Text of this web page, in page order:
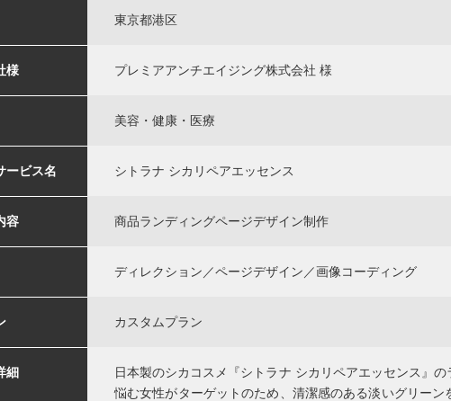
東京都港区
様 プレミアアンチエイジング株式会社 様
美容・健康・医療
ービス名 シトラナ シカリペアエッセンス
容 商品ランディングページデザイン制作
ディレクション／ページデザイン／画像コーディング
カスタムプラン
細
日本製のシカコスメ『シトラナ シカリペアエッセンス』
悩む女性がターゲットのため、清潔感のある淡いグリー